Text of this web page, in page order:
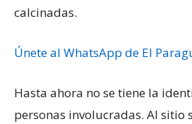
calcinadas.
Únete al WhatsApp de El
Hasta ahora no se tiene la
personas involucradas. Al sitio